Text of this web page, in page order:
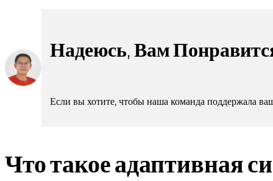
Надеюсь, Вам
Если вы хотите, чтобы наша команда поддержала
Что такое адаптивная